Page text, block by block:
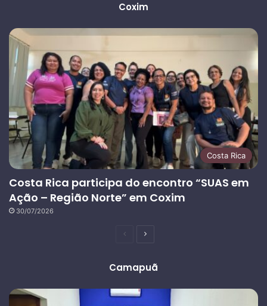
Coxim
Costa Rica
Costa Rica participa do encontro “SUAS em
Ação – Região Norte” em Coxim
30/07/2026
PáginaPróxima
Camapuã